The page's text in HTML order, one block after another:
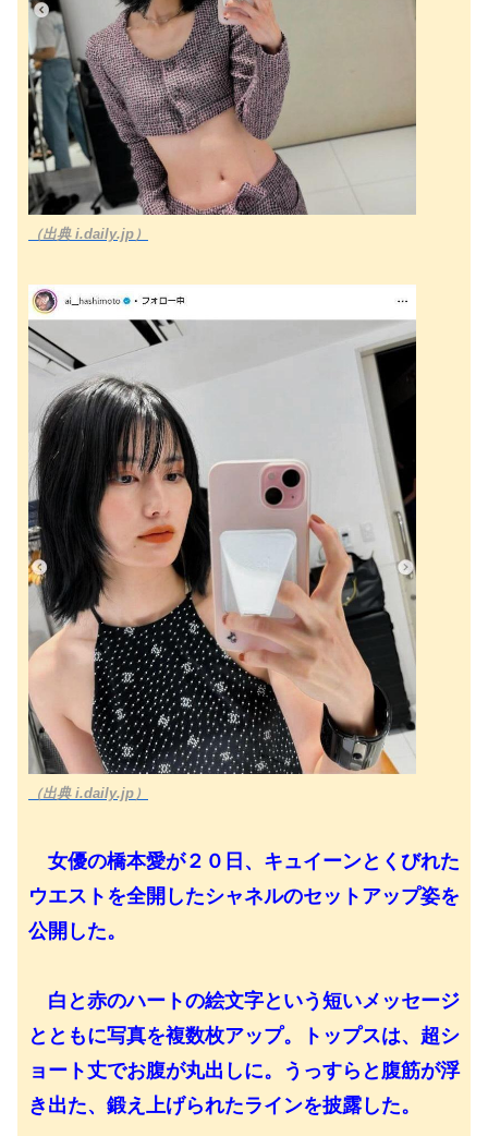
（出典 i.daily.jp）
（出典 i.daily.jp）
女優の橋本愛が２０日、キュイーンとくびれた
ウエストを全開したシャネルのセットアップ姿を
公開した。
白と赤のハートの絵文字という短いメッセージ
とともに写真を複数枚アップ。トップスは、超シ
ョート丈でお腹が丸出しに。うっすらと腹筋が浮
き出た、鍛え上げられたラインを披露した。